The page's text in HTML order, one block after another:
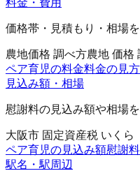
価格帯・見積もり・相場
農地価格 調べ方農地 価格
ペア育児の料金料金の見方
見込み額・相場
慰謝料の見込み額や相場
大阪市 固定資産税 いくら
ペア育児の見込み額慰謝
駅名・駅周辺